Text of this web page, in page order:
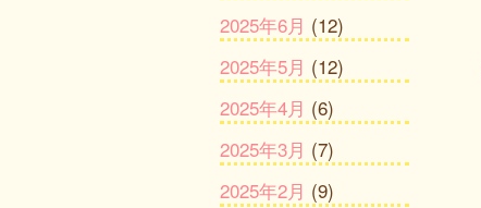
2025年6月 (12)
2025年5月 (12)
2025年4月 (6)
2025年3月 (7)
2025年2月 (9)